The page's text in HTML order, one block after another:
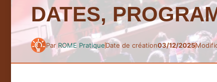
DATES,
Par ROME PratiqueDate de création03/12/2025